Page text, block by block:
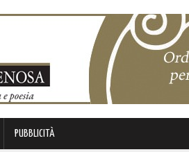
PUBBLICITÀ